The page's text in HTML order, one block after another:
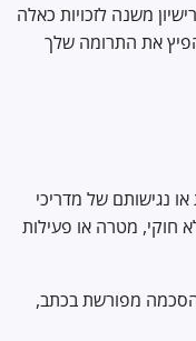
משנה לזכויות כאלה
את התרומה שלך
נגישותם של מדריכי
חוקי, מטרה או פעילות
הסכמה מפורשת בכתב,